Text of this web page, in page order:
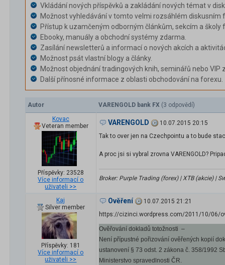
Vkládání nových příspěvků a zakládání nových témat v
Možnost vyhledávání v tomto velmi rozsáhlém diskusním
Přístup k uzamčeným odborným článkům, sekcím a školy
Ebooky, manuály a obchodní systémy zdarma.
Zasílání newsletterů a informací o nových akcích a
Možnost psát vlastní blogy a články.
Možnost objednání tradingových knih, seminářů nebo VIP
Další přínosné informace z oblasti obchodování na forexu.
Autor VARENGOLD bank FX (3 odpovědí)
Kovac
Veteran member
Příspěvky: 23528
Více informací o
uživateli >>
VARENGOLD
10.07.2015 20:15
Tak to over jen na Czechpointu a to bude
A proc jsi si vybral zrovna VARENGOLD?
Broker: Purple Trading (forex) | XTB (akcie) |
Kaj
Silver member
Příspěvky: 181
Více informací o
uživateli >>
Ověření
10.07.2015 21:21
https://cizinci.wordpress.com/2011/10/06/
Ověřování dokladů totožnosti –
Není přípustné pořizování ověřených kopií
ustanovení § 73 odst. 2 zákona č. 358/1992
Ministerstvo spravedlnosti ČR.